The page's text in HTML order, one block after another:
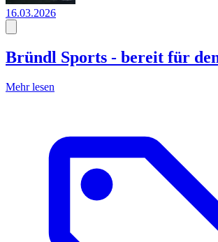
16.03.2026
Bründl Sports - bereit für
Mehr lesen